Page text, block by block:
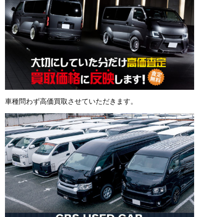
車種問わず高価買取させていただきます。